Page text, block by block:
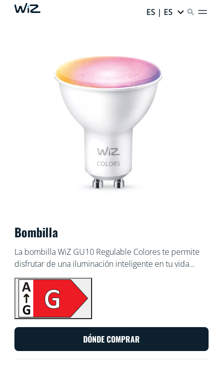
ES | ES
Bombilla
La bombilla WiZ GU10 Regulable Colores te permite
disfrutar de una iluminación inteligente en tu vida
diaria. Ideal para iluminación de acento, de
expositores y demás tareas. Consigue el ambiente que
deseas con 16 millones de colores y también con luces
que oscilan entre el blanco cálido y el blanco frío.
enciendan en función de tus rutinas diarias o
semanales, controlarlas con tu smartphone o la voz y
DÓNDE COMPRAR